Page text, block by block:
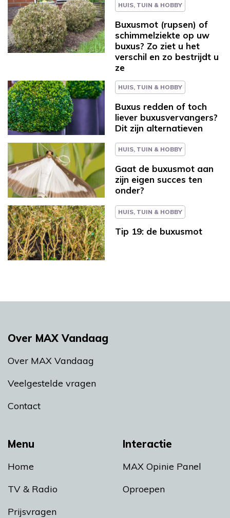
HUIS, TUIN & HOBBY
Buxusmot (rupsen) of
schimmelziekte op uw
buxus? Zo ziet u het
verschil en zo bestrijdt u
ze
HUIS, TUIN & HOBBY
Buxus redden of toch
liever buxusvervangers?
Dit zijn alternatieven
HUIS, TUIN & HOBBY
Gaat de buxusmot aan
zijn eigen succes ten
onder?
HUIS, TUIN & HOBBY
Tip 19: de buxusmot
Menu
Home
TV & Radio
Prijsvragen
Interactie
MAX Opinie Panel
Oproepen
Over MAX Vandaag
Over MAX Vandaag
Veelgestelde vragen
Contact